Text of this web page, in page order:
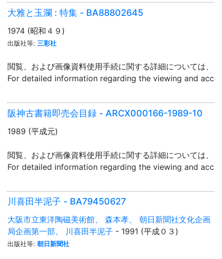
大雅と玉瀾 : 特集 - BA88802645
1974 (昭和４９)
出版社等: 三彩社
閲覧、および画像資料使用手続に関する詳細については、「
For detailed information regarding the viewing and
阪神古書籍即売会目録 - ARCX000166-1989-10
1989 (平成元)
閲覧、および画像資料使用手続に関する詳細については、「
For detailed information regarding the viewing and
川喜田半泥子 - BA79450627
大阪市立東洋陶磁美術館、 森本孝、 朝日新聞社文化企画
局企画第一部、 川喜田半泥子 - 1991 (平成０３)
出版社等: 朝日新聞社